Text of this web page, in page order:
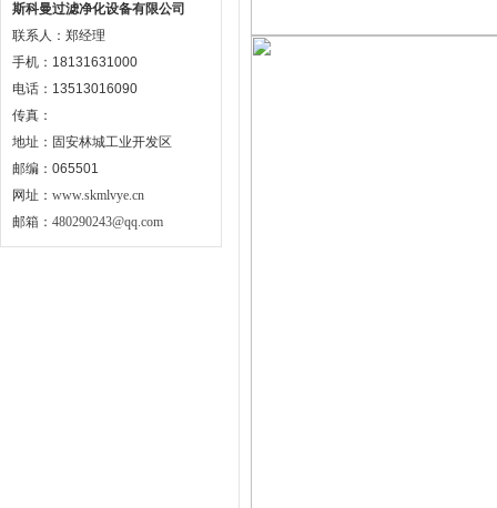
斯科曼过滤净化设备有限公司
联系人：郑经理
手机：18131631000
电话：13513016090
传真：
地址：固安林城工业开发区
邮编：065501
网址： www.skmlvye.cn
邮箱： 480290243@qq.com